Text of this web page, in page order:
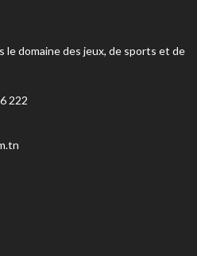
le domaine des jeux, de sports et de
222